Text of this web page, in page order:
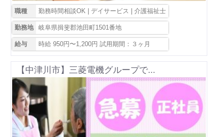
職種 勤務時間相談OK | デイサービス | 介護福祉士
勤務地 岐阜県揖斐郡池田町1501番地
給与 時給 950円〜1,200円 試用期間：３ヶ月
【中津川市】三菱電機グループで...